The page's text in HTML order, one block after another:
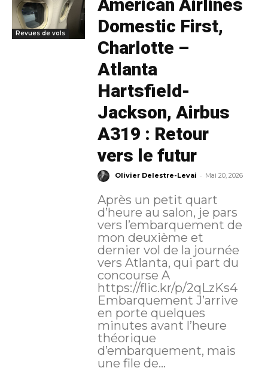
Revues de vols
American Airlines
Domestic First,
Charlotte –
Atlanta
Hartsfield-
Jackson, Airbus
A319 : Retour
vers le futur
Olivier Delestre-Levai - Mai 20, 2026
Après un petit quart
d’heure au salon, je pars
vers l’embarquement de
mon deuxième et
dernier vol de la journée
vers Atlanta, qui part du
concourse A
https://flic.kr/p/2qLzKs4
Embarquement J’arrive
en porte quelques
minutes avant l’heure
théorique
d’embarquement, mais
une file de...